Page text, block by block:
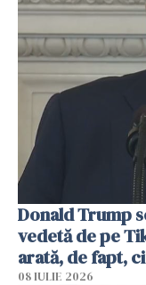
Donald Trump
vedetă de pe
arată, de fapt,
08 IULIE 2026